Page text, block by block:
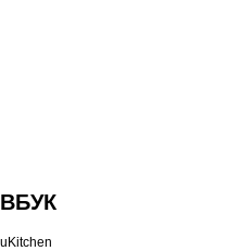
ВБУК
uKitchen